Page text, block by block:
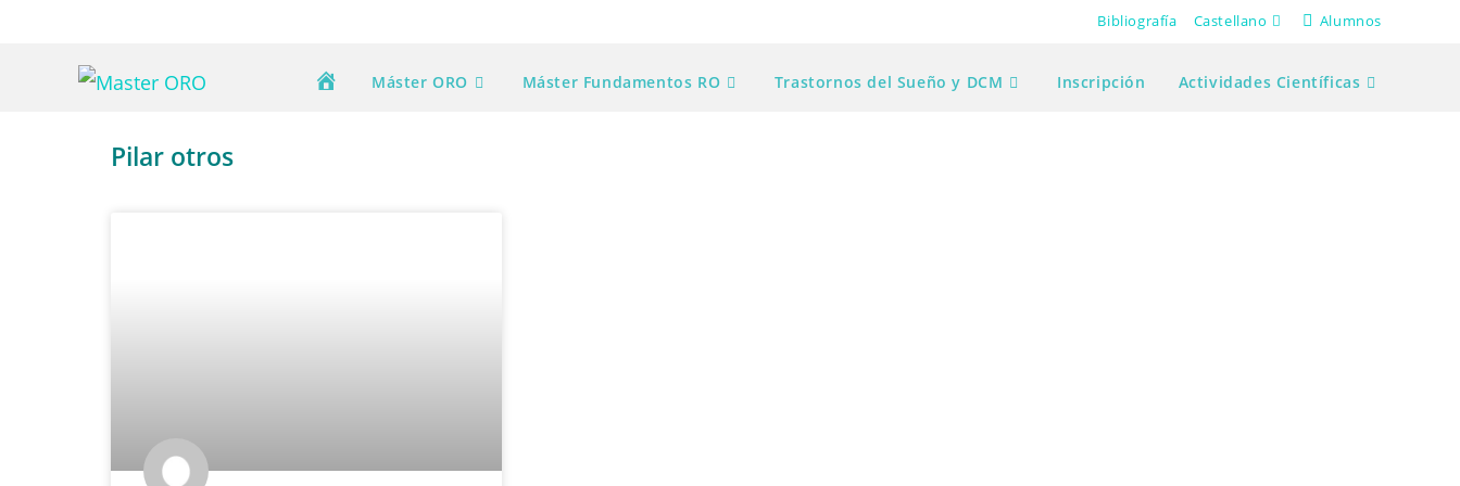
Bibliografía Castellano Alumnos
Máster ORO Máster Fundamentos RO Trastornos del Sueño y DCM Inscripción Actividades Científicas
Pilar otros